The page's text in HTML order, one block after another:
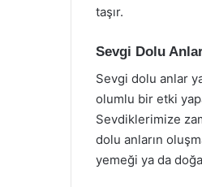
taşır.
Sevgi Dolu
Sevgi dolu anlar
olumlu bir etki
Sevdiklerimize
dolu anların
yemeği ya da